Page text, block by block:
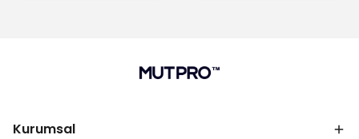
Kurumsal